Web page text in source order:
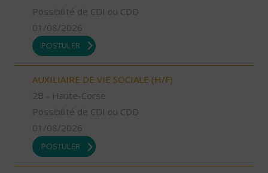
Possibilité de CDI ou CDD
01/08/2026
POSTULER
AUXILIAIRE DE VIE SOCIALE (H/F)
2B - Haute-Corse
Possibilité de CDI ou CDD
01/08/2026
POSTULER